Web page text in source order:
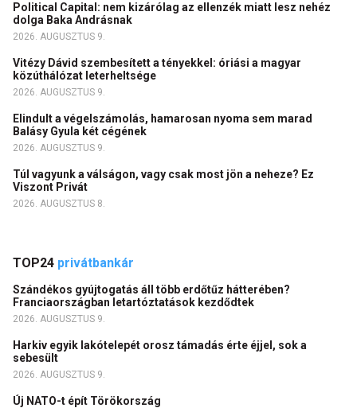
Political Capital: nem kizárólag az ellenzék miatt lesz nehéz
dolga Baka Andrásnak
2026. AUGUSZTUS 9.
Vitézy Dávid szembesített a tényekkel: óriási a magyar
közúthálózat leterheltsége
2026. AUGUSZTUS 9.
Elindult a végelszámolás, hamarosan nyoma sem marad
Balásy Gyula két cégének
2026. AUGUSZTUS 9.
Túl vagyunk a válságon, vagy csak most jön a neheze? Ez
Viszont Privát
2026. AUGUSZTUS 8.
TOP24 privátbankár
Szándékos gyújtogatás áll több erdőtűz hátterében?
Franciaországban letartóztatások kezdődtek
2026. AUGUSZTUS 9.
Harkiv egyik lakótelepét orosz támadás érte éjjel, sok a
sebesült
2026. AUGUSZTUS 9.
Új NATO-t épít Törökország